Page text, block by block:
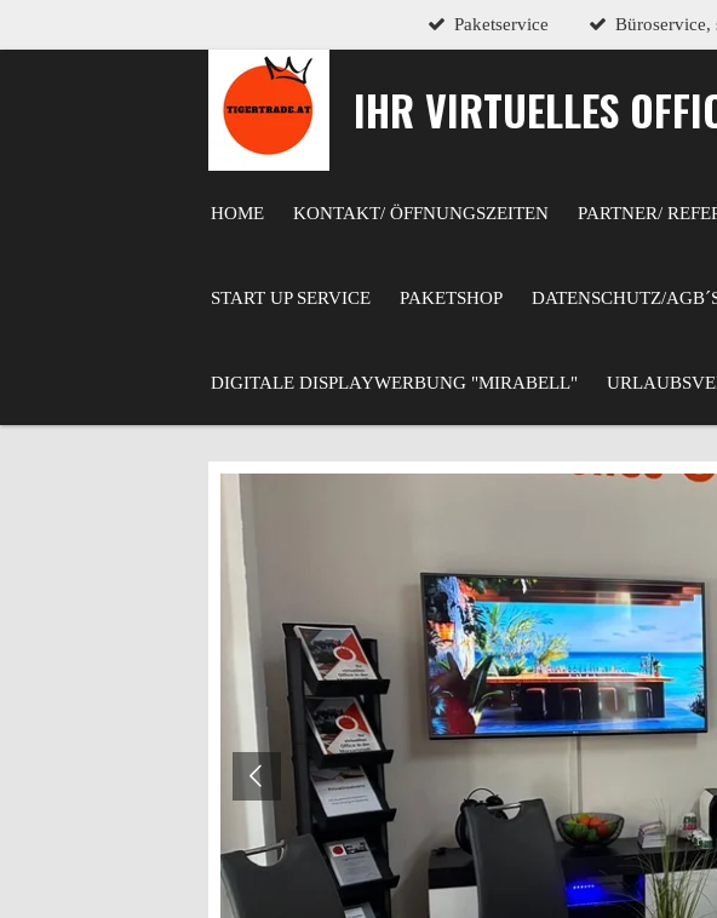
Hauptinhalt
Paketservice Büroservice,
IHR VIRTUELLES
HOME KONTAKT/ ÖFFNUNGSZEITEN PARTNER/
START UP SERVICE PAKETSHOP DATENSCHUTZ/
DIGITALE DISPLAYWERBUNG "MIRABELL"